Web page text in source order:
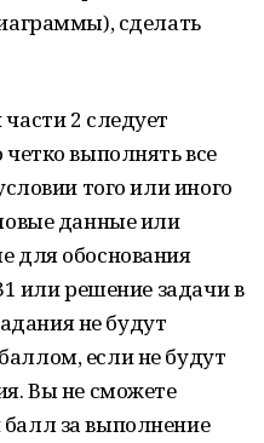
сделать
2 следует
выполнять все
того или иного
данные или
для обоснования
или решение задачи в
не будут
если не будут
Вы не сможете
за выполнение